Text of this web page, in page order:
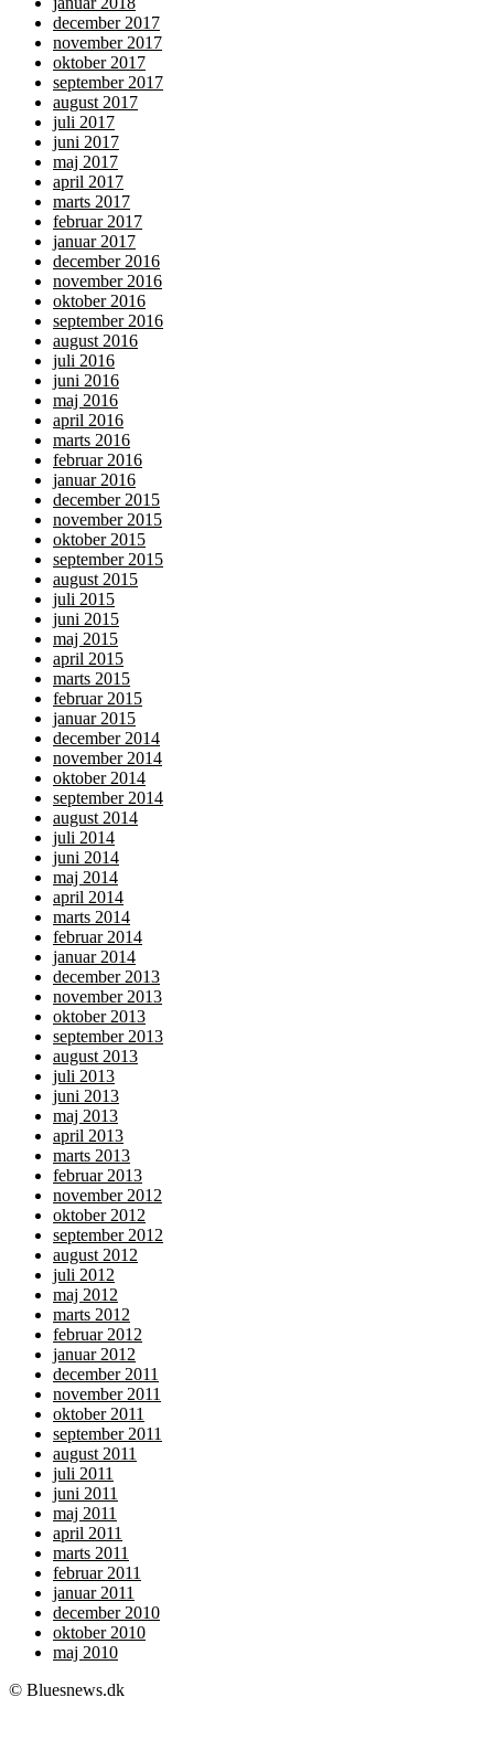
december 2017
november 2017
oktober 2017
september 2017
august 2017
juli 2017
juni 2017
maj 2017
april 2017
marts 2017
februar 2017
januar 2017
december 2016
november 2016
oktober 2016
september 2016
august 2016
juli 2016
juni 2016
maj 2016
april 2016
marts 2016
februar 2016
januar 2016
december 2015
november 2015
oktober 2015
september 2015
august 2015
juli 2015
juni 2015
maj 2015
april 2015
marts 2015
februar 2015
januar 2015
december 2014
november 2014
oktober 2014
september 2014
august 2014
juli 2014
juni 2014
maj 2014
april 2014
marts 2014
februar 2014
januar 2014
december 2013
november 2013
oktober 2013
september 2013
august 2013
juli 2013
juni 2013
maj 2013
april 2013
marts 2013
februar 2013
november 2012
oktober 2012
september 2012
august 2012
juli 2012
maj 2012
marts 2012
februar 2012
januar 2012
december 2011
november 2011
oktober 2011
september 2011
august 2011
juli 2011
juni 2011
maj 2011
april 2011
marts 2011
februar 2011
januar 2011
december 2010
oktober 2010
maj 2010
© Bluesnews.dk